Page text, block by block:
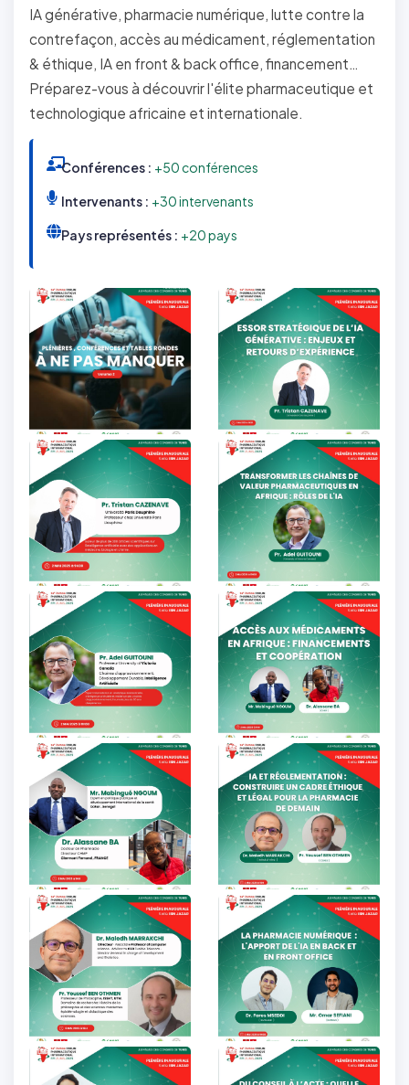
IA générative, pharmacie numérique, lutte contre la
contrefaçon, accès au médicament, réglementation
& éthique, IA en front & back office, financement…
Préparez-vous à découvrir l'élite pharmaceutique et
technologique africaine et internationale.
Conférences : +50 conférences
Intervenants : +30 intervenants
Pays représentés : +20 pays